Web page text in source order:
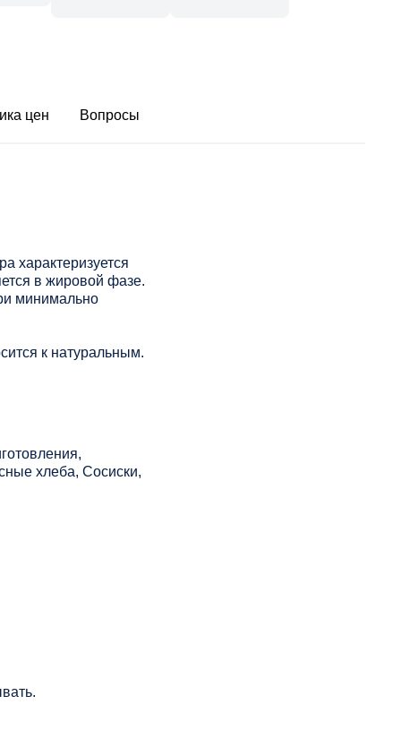
цен Вопросы
характеризуется
в жировой фазе.
минимально
к натуральным.
хлеба, Сосиски,